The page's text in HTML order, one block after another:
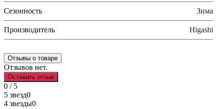
Сезонность Зима
Производитель Higashi
Отзывы о товаре
Отзывов нет.
Оставить отзыв
0 / 5
5 звезд0
4 звезды0